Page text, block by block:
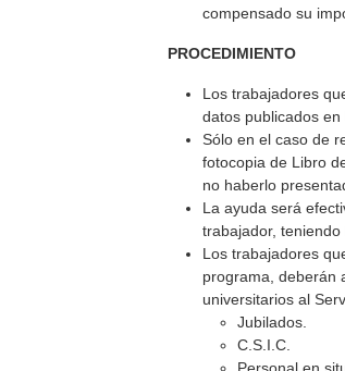
compensado su
PROCEDIMIENTO
Los trabajadores
datos publicados
Sólo en el caso de
fotocopia de Libro
no haberlo
La ayuda será
trabajador,
Los trabajadores
programa, deberán
universitarios al
Jubilados.
C.S.I.C.